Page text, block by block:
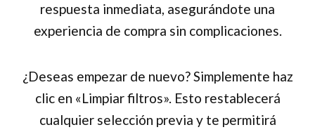
respuesta inmediata, asegurándote una
experiencia de compra sin complicaciones.
¿Deseas empezar de nuevo? Simplemente haz
clic en «Limpiar filtros». Esto restablecerá
cualquier selección previa y te permitirá